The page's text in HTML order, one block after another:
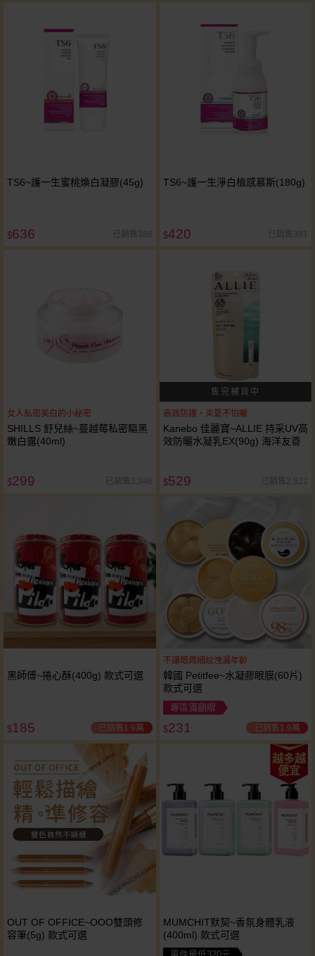
TS6~護一生蜜桃煥白凝膠(45g)
$636 已銷售386
TS6~護一生淨白植感慕斯(180g)
$420 已銷售391
女人私密美白的小秘密
SHILLS 舒兒絲~蔓越莓私密驅黑
嫩白露(40ml)
$299 已銷售3,346
高效防護，炎夏不怕曬
Kanebo 佳麗寶~ALLIE 持采UV高
效防曬水凝乳EX(90g) 海洋友善
$529 已銷售2,822
黑師傅~捲心酥(400g) 款式可選
$185 已銷售1.9萬
不讓眼周細紋洩漏年齡
韓國 Petitfee~水凝膠眼膜(60片)
款式可選
專區滿額贈
$231 已銷售1.9萬
OUT OF OFFICE~OOO雙頭修
容筆(5g) 款式可選
越多越
便宜
MUMCHIT默契~香氛身體乳液
(400ml) 款式可選
單件最低320元